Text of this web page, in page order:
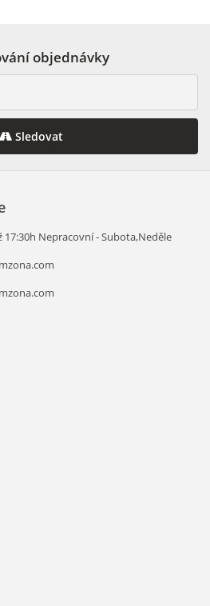
objednávky
Sledovat
17:30h Nepracovní - Subota,Neděle